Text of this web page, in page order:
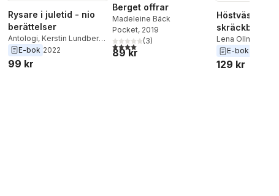
röster:
Rysare i juletid - nio
berättelser
Antologi, Kerstin Lundberg
Hahn,Petrus Dahlin
Melin,Mårten Sandén
E-bok 2022
99 kr
Berget offrar
Madeleine Bäck
Pocket, 2019
4,0utav 5 stjärnor. Totalt antal röster:
(3)
89 kr
Höstväsen :
Lena Ollmark
Fager,Alex Haridi
Lundberg Hahn
E-bok
129 kr